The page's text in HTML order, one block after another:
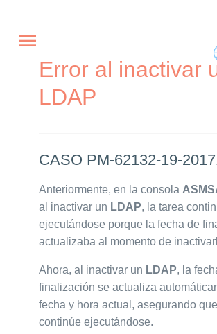
Error al inactivar
LDAP
CASO PM-62132-19-
Anteriormente, en la consola
al inactivar un LDAP, la tarea
ejecutándose porque la fecha de
actualizaba al momento de
Ahora, al inactivar un LDAP, la
finalización se actualiza
fecha y hora actual, asegurando
continúe ejecutándose.